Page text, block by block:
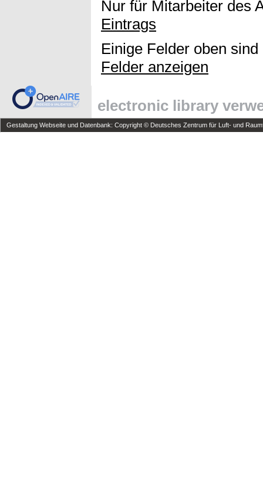
Nur für Mitarbeiter des
Eintrags
Einige Felder oben
Felder anzeigen
electronic library
Gestaltung Webseite und Datenbank: Copyright © Deutsches Zentrum für Luft- und